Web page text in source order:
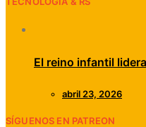
El reino infantil
abril 23, 2026
SÍGUENOS EN PATREON